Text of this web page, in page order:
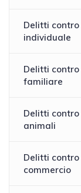
Delitti contro
individuale
Delitti contro
familiare
Delitti
animali
Delitti contro
commercio